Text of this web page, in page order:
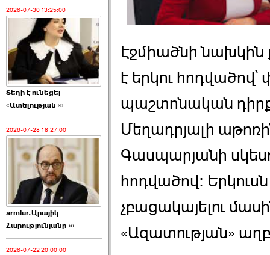
2026-07-30 13:25:00
Տեղի է ունեցել
«Ատելության ›››
2026-07-28 18:27:00
armlur.Արայիկ
Հարությունյանը ›››
2026-07-22 20:00:00
Էջմիածնի
է երկու
պաշտոնական
Մեղադրյալի
Գասպարյանի
հոդվածով: Երկուսն
չբացակայելու
«Ազատության»